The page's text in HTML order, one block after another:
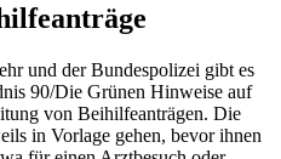
und der Bundespolizei gibt es
90/Die Grünen Hinweise auf
von Beihilfeanträgen. Die
in Vorlage gehen, bevor ihnen